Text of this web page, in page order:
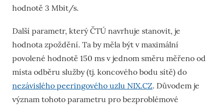
hodnotě 3 Mbit/s.
Další parametr, který ČTÚ navrhuje stanovit, je
hodnota zpoždění. Ta by měla být v maximální
povolené hodnotě 150 ms v jednom směru měřeno od
místa odběru služby (tj. koncového bodu sítě) do
nezávislého peeringového uzlu NIX.CZ. Důvodem je
význam tohoto parametru pro bezproblémové